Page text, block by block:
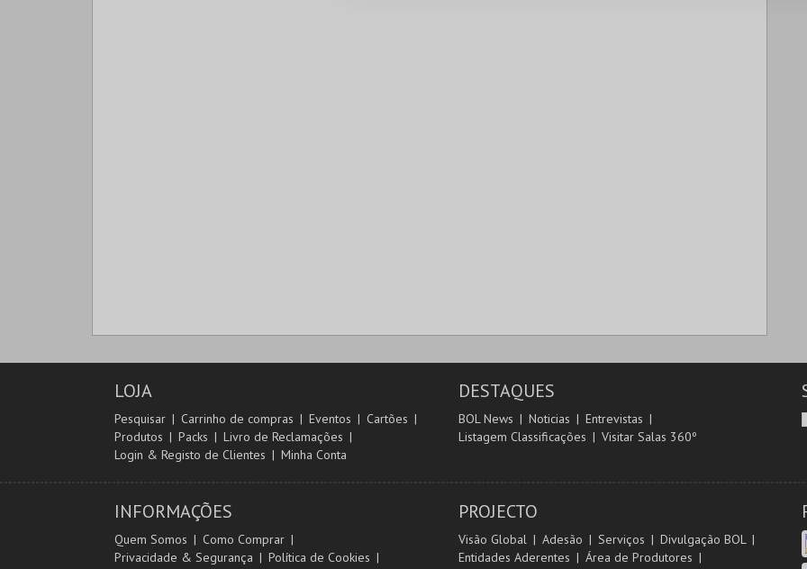
LOJA
Pesquisar Carrinho de compras Eventos
Cartões
Produtos
Packs
Livro de Reclamações
Login & Registo de Clientes
Minha Conta
DESTAQUES
BOL News Noticias
Entrevistas
Listagem Classificações
Visitar Salas 360º
INFORMAÇÕES
Quem Somos
Como Comprar
Privacidade & Segurança
Política de Cookies
PROJECTO
Visão Global Adesão Serviços
Divulgação BOL
Entidades Aderentes
Área de Produtores